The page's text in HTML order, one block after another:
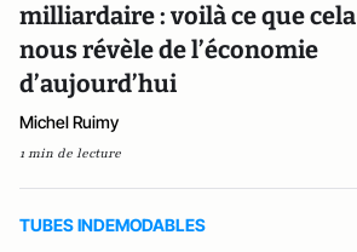
milliardaire : voilà ce que cela
nous révèle de l’économie
d’aujourd’hui
Michel Ruimy
1 min de lecture
TUBES INDEMODABLES